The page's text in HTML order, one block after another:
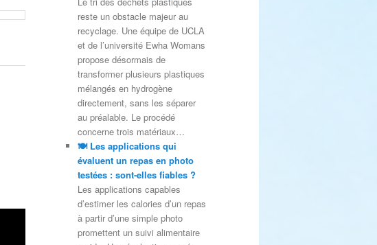
reste un obstacle majeur au
recyclage. Une équipe de UCLA
et de l’université Ewha Womans
propose désormais de
transformer plusieurs plastiques
mélangés en hydrogène
directement, sans les séparer
au préalable. Le procédé
concerne trois matériaux…
🍽️ Les applications qui
évaluent un repas en photo
testées : sont-elles fiables ?
Les applications capables
d’estimer les calories d’un repas
à partir d’une simple photo
promettent un suivi alimentaire